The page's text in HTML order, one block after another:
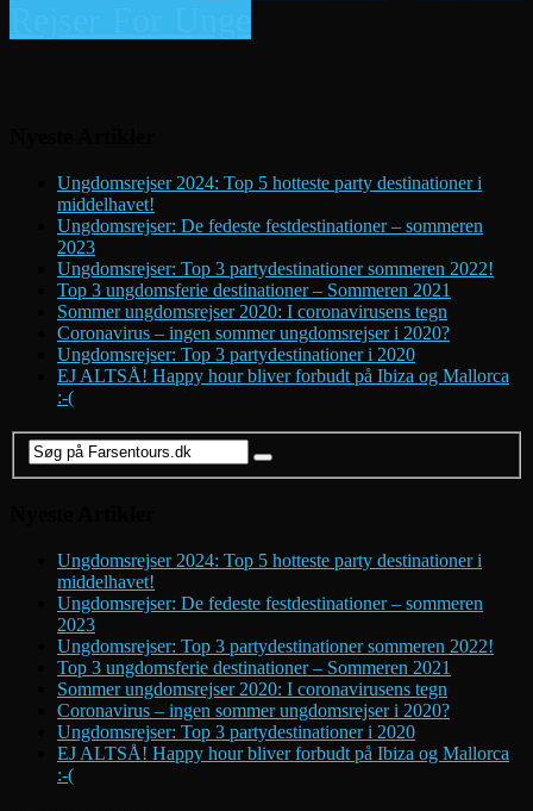
Ungdomsrejser 2024: Top 5 hotteste party destinationer i
middelhavet!
Ungdomsrejser: De fedeste festdestinationer – sommeren
2023
Ungdomsrejser: Top 3 partydestinationer sommeren 2022!
Top 3 ungdomsferie destinationer – Sommeren 2021
Sommer ungdomsrejser 2020: I coronavirusens tegn
Coronavirus – ingen sommer ungdomsrejser i 2020?
Ungdomsrejser: Top 3 partydestinationer i 2020
EJ ALTSÅ! Happy hour bliver forbudt på Ibiza og Mallorca
:-(
Ungdomsrejser 2024: Top 5 hotteste party destinationer i
middelhavet!
Ungdomsrejser: De fedeste festdestinationer – sommeren
2023
Ungdomsrejser: Top 3 partydestinationer sommeren 2022!
Top 3 ungdomsferie destinationer – Sommeren 2021
Sommer ungdomsrejser 2020: I coronavirusens tegn
Coronavirus – ingen sommer ungdomsrejser i 2020?
Ungdomsrejser: Top 3 partydestinationer i 2020
EJ ALTSÅ! Happy hour bliver forbudt på Ibiza og Mallorca
:-(